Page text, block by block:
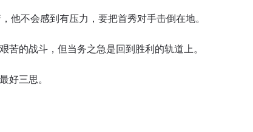
他不会感到有压力，要把首秀对手击倒在地。
的战斗，但当务之急是回到胜利的轨道上。
好三思。
签署弹出免责声明，即表示您同意我们的隐私政策